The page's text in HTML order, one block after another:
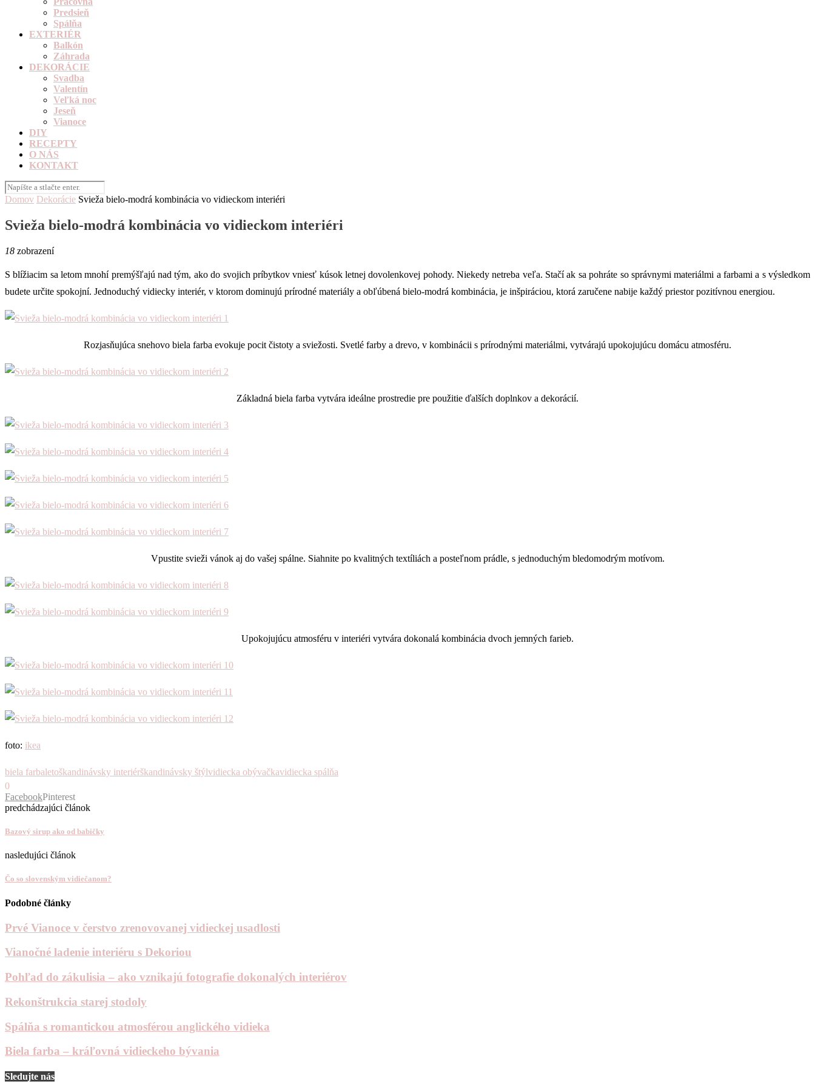
Predsieň
Spálňa
EXTERIÉR
Balkón
Záhrada
DEKORÁCIE
Svadba
Valentín
Veľká noc
Jeseň
Vianoce
DIY
RECEPTY
O NÁS
KONTAKT
Domov Dekorácie Svieža bielo-modrá kombinácia vo vidieckom interiéri
Svieža bielo-modrá kombinácia vo vidieckom interiéri
18 zobrazení
S blížiacim sa letom mnohí premýšľajú nad tým, ako do svojich príbytkov vniesť kúsok letnej dovolenkovej pohody. Niekedy netreba veľa. Stačí ak sa pohráte so správnymi materiálmi a farbami a s výsledkom
budete určite spokojní. Jednoduchý vidiecky interiér, v ktorom dominujú prírodné materiály a obľúbená bielo-modrá kombinácia, je inšpiráciou, ktorá zaručene nabije každý priestor pozitívnou energiou.
Rozjasňujúca snehovo biela farba evokuje pocit čistoty a sviežosti. Svetlé farby a drevo, v kombinácii s prírodnými materiálmi, vytvárajú upokojujúcu domácu atmosféru.
Základná biela farba vytvára ideálne prostredie pre použitie ďalších doplnkov a dekorácií.
Vpustite svieži vánok aj do vašej spálne. Siahnite po kvalitných textíliách a posteľnom prádle, s jednoduchým bledomodrým motívom.
Upokojujúcu atmosféru v interiéri vytvára dokonalá kombinácia dvoch jemných farieb.
foto: ikea
biela farbaletoškandinávsky interiérškandinávsky štýlvidiecka obývačkavidiecka spálňa
0
FacebookPinterest
predchádzajúci článok
Bazový sirup ako od babičky
nasledujúci článok
Čo so slovenským vidiečanom?
Podobné články
Prvé Vianoce v čerstvo zrenovovanej vidieckej usadlosti
Vianočné ladenie interiéru s Dekoriou
Pohľad do zákulisia – ako vznikajú fotografie dokonalých interiérov
Rekonštrukcia starej stodoly
Spálňa s romantickou atmosférou anglického vidieka
Biela farba – kráľovná vidieckeho bývania
Sledujte nás